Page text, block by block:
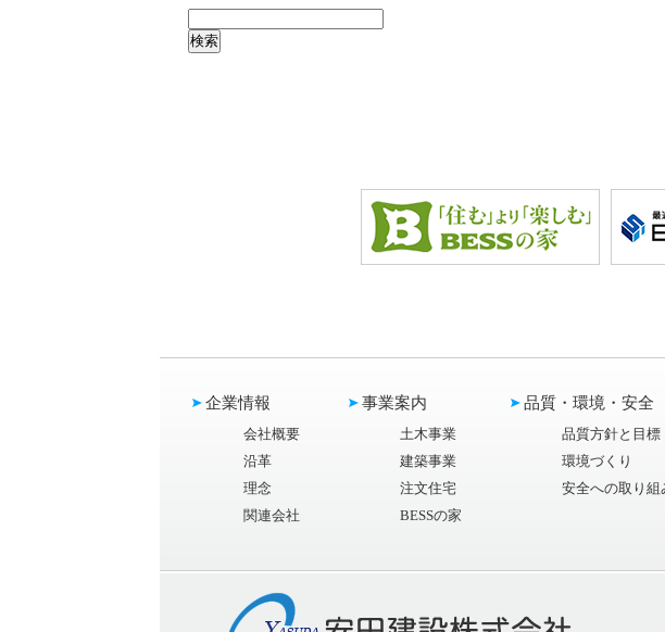
企業情報
会社概要
沿革
理念
関連会社
事業案内
土木事業
建築事業
注文住宅
BESSの家
品質・環境・安全
品質方針と目標
環境づくり
安全への取り組